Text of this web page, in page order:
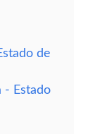
de
- Estado